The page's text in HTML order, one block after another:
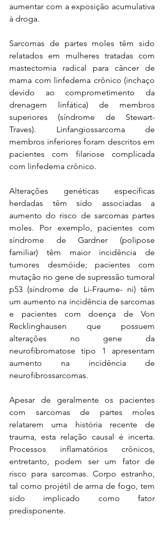
aumentar com a exposição acumulativa
à droga.
Sarcomas de partes moles têm sido
relatados em mulheres tratadas com
mastectomia radical para câncer de
mama com linfedema crônico (inchaço
devido ao comprometimento da
drenagem linfática) de membros
superiores (síndrome de Stewart-
Traves). Linfangiossarcoma de
membros inferiores foram descritos em
pacientes com filariose complicada
com linfedema crônico.
Alterações genéticas específicas
herdadas têm sido associadas a
aumento do risco de sarcomas partes
moles. Por exemplo, pacientes com
síndrome de Gardner (polipose
familiar) têm maior incidência de
tumores desmóide; pacientes com
mutação no gene de supressão tumoral
p53 (síndrome de Li-Fraume- ni) têm
um aumento na incidência de sarcomas
e pacientes com doença de Von
Recklinghausen que possuem
alterações no gene da
neurofibromatose tipo 1 apresentam
aumento na incidência de
neurofibrossarcomas.
Apesar de geralmente os pacientes
com sarcomas de partes moles
relatarem uma história recente de
trauma, esta relação causal é incerta.
Processos inflamatórios crônicos,
entretanto, podem ser um fator de
risco para sarcomas. Corpo estranho,
tal como projétil de arma de fogo, tem
sido implicado como fator
predisponente.